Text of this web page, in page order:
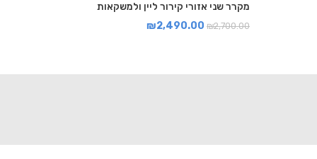
מקרר שני אזורי קירור ליין ולמשקאות
₪2,700.00
₪2,490.00